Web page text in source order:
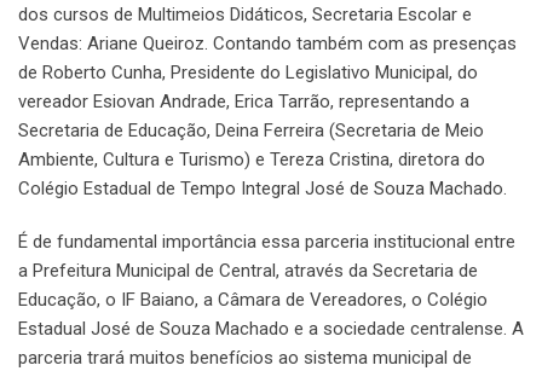
dos cursos de Multimeios Didáticos, Secretaria Escolar e
Vendas: Ariane Queiroz. Contando também com as presenças
de Roberto Cunha, Presidente do Legislativo Municipal, do
vereador Esiovan Andrade, Erica Tarrão, representando a
Secretaria de Educação, Deina Ferreira (Secretaria de Meio
Ambiente, Cultura e Turismo) e Tereza Cristina, diretora do
Colégio Estadual de Tempo Integral José de Souza Machado.
É de fundamental importância essa parceria institucional entre
a Prefeitura Municipal de Central, através da Secretaria de
Educação, o IF Baiano, a Câmara de Vereadores, o Colégio
Estadual José de Souza Machado e a sociedade centralense. A
parceria trará muitos benefícios ao sistema municipal de